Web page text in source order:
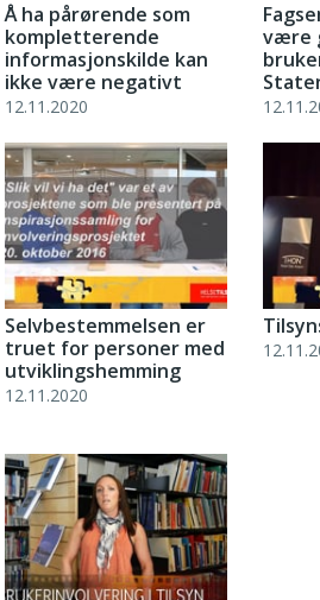
Å ha pårørende som
kompletterende
informasjonskilde kan
ikke være negativt
12.11.2020
være
Selvbestemmelsen er
truet for personer med
utviklingshemming
12.11.2020